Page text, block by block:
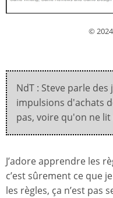
©
NdT : Steve parle
impulsions d'achats
pas, voire qu'on ne lit
J’adore apprendre les
c’est sûrement ce que
les règles, ça n’est pas